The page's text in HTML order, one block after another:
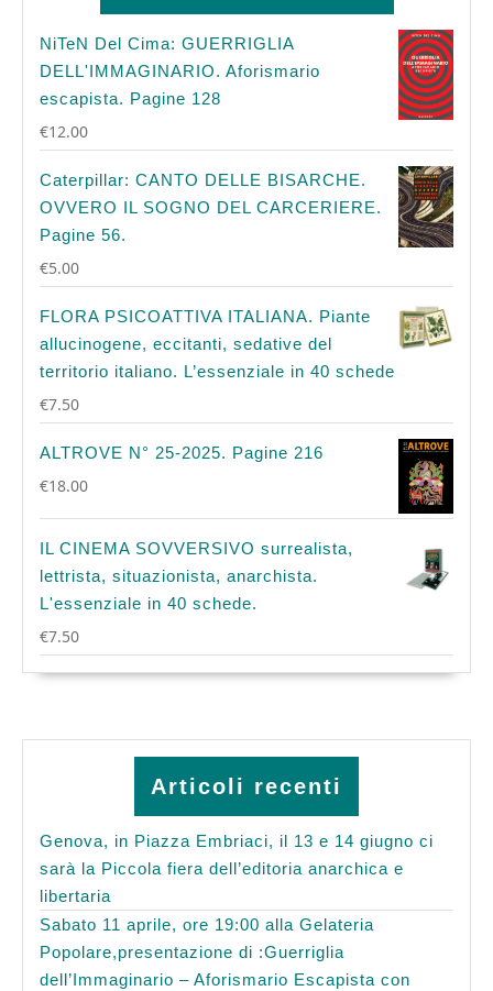
NiTeN Del Cima: GUERRIGLIA
DELL'IMMAGINARIO. Aforismario
escapista. Pagine 128
€12.00
Caterpillar: CANTO DELLE BISARCHE.
OVVERO IL SOGNO DEL CARCERIERE.
Pagine 56.
€5.00
FLORA PSICOATTIVA ITALIANA. Piante
allucinogene, eccitanti, sedative del
territorio italiano. L’essenziale in 40 schede
€7.50
ALTROVE N° 25-2025. Pagine 216
€18.00
IL CINEMA SOVVERSIVO surrealista,
lettrista, situazionista, anarchista.
L'essenziale in 40 schede.
€7.50
Articoli recenti
Genova, in Piazza Embriaci, il 13 e 14 giugno ci
sarà la Piccola fiera dell’editoria anarchica e
libertaria
Sabato 11 aprile, ore 19:00 alla Gelateria
Popolare,presentazione di :Guerriglia
dell’Immaginario – Aforismario Escapista con